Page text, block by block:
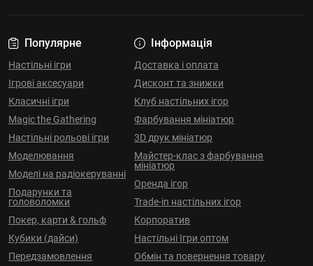
Популярне
Настільні ігри
Ігрові аксесуари
Класичні ігри
Magic the Gathering
Настільні рольові ігри
Моделювання
Моделі на радіокеруванні
Подарунки та
головоломки
Покер, карти & гольф
Кубики (дайси)
Передзамовлення
Інформація
Доставка і оплата
Дисконт та знижки
Клуб настільних ігор
Фарбування мініатюр
3D друк мініатюр
Майстер-клас з фарбування
мініатюр
Оренда ігор
Trade-in настільних ігор
Корпоратив
Настільні Ігри оптом
Обмін та повернення товару